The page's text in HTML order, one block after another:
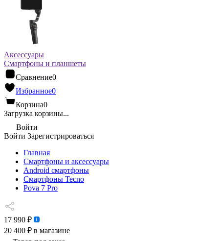
Аксессуары
Смартфоны и планшеты
Сравнение0
Избранное0
Корзина0
Загрузка корзины...
Войти
Войти Зарегистрироваться
Главная
Смартфоны и аксессуары
Android cмартфоны
Смартфоны Tecno
Pova 7 Pro
17 990 ₽
20 400 ₽ в магазине